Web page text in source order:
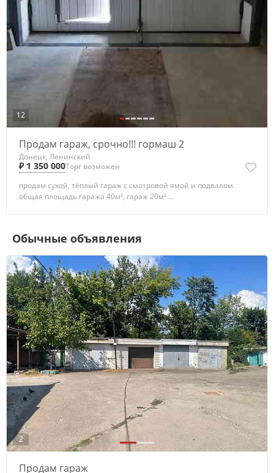
12
Продам гараж, срочно!!! гормаш 2
Донецк, Ленинский
₽ 1 350 000Торг возможен
продам сухой, тёплый гараж с смотровой ямой и подвалом.
общая площадь гаража 40м², гараж 20м² ...
Обычные объявления
2
Продам гараж